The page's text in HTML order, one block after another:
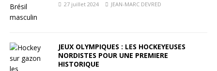
27 juillet 2024 JEAN-MARC DEVRED
JEUX OLYMPIQUES : LES HOCKEYEUSES
NORDISTES POUR UNE PREMIERE
HISTORIQUE